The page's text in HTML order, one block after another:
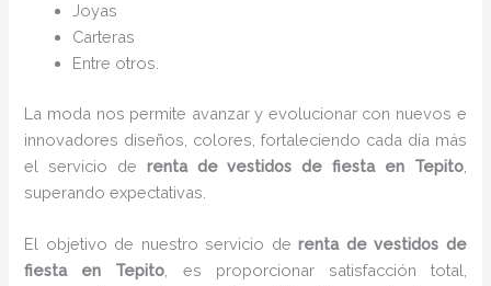
Joyas
Carteras
Entre otros.
La moda nos permite avanzar y evolucionar con nuevos e
innovadores diseños, colores, fortaleciendo cada día más
el servicio de renta de vestidos de fiesta en Tepito,
superando expectativas.
El objetivo de nuestro servicio derenta de vestidos de
fiesta en Tepito, es proporcionar satisfacción total,